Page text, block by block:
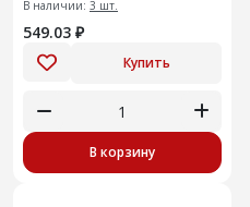
В наличии: 3 шт.
549.03 ₽
Купить
В корзину